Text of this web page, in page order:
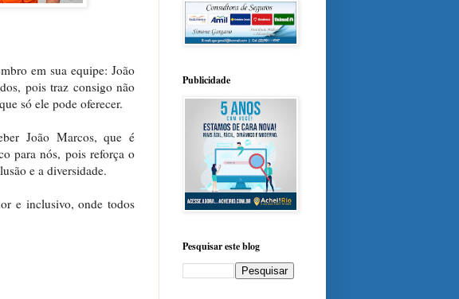
em sua equipe: João
pois traz consigo não
só ele pode oferecer.
João Marcos, que é
para nós, pois reforça o
e a diversidade.
e inclusivo, onde todos
Publicidade
Pesquisar este blog